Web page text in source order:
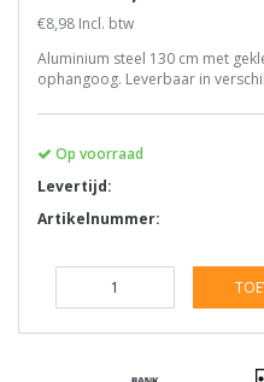
€8,98 Incl. btw
Aluminium steel 130 cm met
ophangoog. Leverbaar in
Op voorraad
Levertijd:
Artikelnummer: